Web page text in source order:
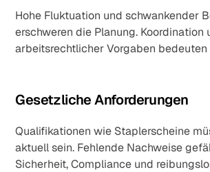
Hohe Fluktuation und schwankender
erschweren die Planung. Koordination
arbeitsrechtlicher Vorgaben
Gesetzliche Anforderungen
Qualifikationen wie Staplerscheine
aktuell sein. Fehlende Nachweise
Sicherheit, Compliance und